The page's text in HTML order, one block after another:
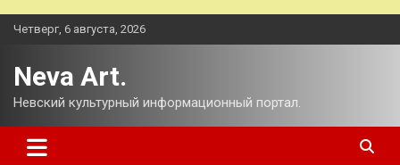
Перейти
Четверг, 6 августа, 2026
Neva Art.
Невский культурный информационный портал.